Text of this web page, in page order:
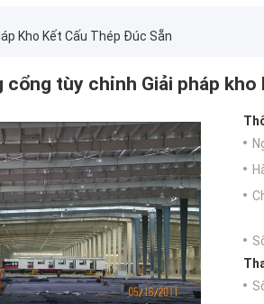
Kho Kết Cấu Thép Đúc Sẵn
cổng tùy chỉnh Giải pháp